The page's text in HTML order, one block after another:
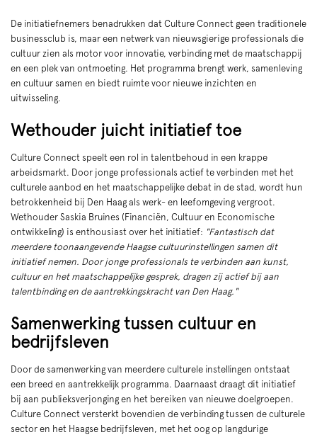
De initiatiefnemers benadrukken dat Culture Connect geen traditionele
businessclub is, maar een netwerk van nieuwsgierige professionals die
cultuur zien als motor voor innovatie, verbinding met de maatschappij
en een plek van ontmoeting. Het programma brengt werk, samenleving
en cultuur samen en biedt ruimte voor nieuwe inzichten en
uitwisseling.
Wethouder juicht initiatief toe
Culture Connect speelt een rol in talentbehoud in een krappe
arbeidsmarkt. Door jonge professionals actief te verbinden met het
culturele aanbod en het maatschappelijke debat in de stad, wordt hun
betrokkenheid bij Den Haag als werk- en leefomgeving vergroot.
Wethouder Saskia Bruines (Financiën, Cultuur en Economische
ontwikkeling) is enthousiast over het initiatief: "Fantastisch dat
meerdere toonaangevende Haagse cultuurinstellingen samen dit
initiatief nemen. Door jonge professionals te verbinden aan kunst,
cultuur en het maatschappelijke gesprek, dragen zij actief bij aan
talentbinding en de aantrekkingskracht van Den Haag."
Samenwerking tussen cultuur en
bedrijfsleven
Door de samenwerking van meerdere culturele instellingen ontstaat
een breed en aantrekkelijk programma. Daarnaast draagt dit initiatief
bij aan publieksverjonging en het bereiken van nieuwe doelgroepen.
Culture Connect versterkt bovendien de verbinding tussen de culturele
sector en het Haagse bedrijfsleven, met het oog op langdurige